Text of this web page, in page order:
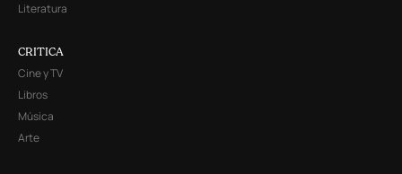
Literatura
CRITICA
Cine y TV
Libros
Música
Arte